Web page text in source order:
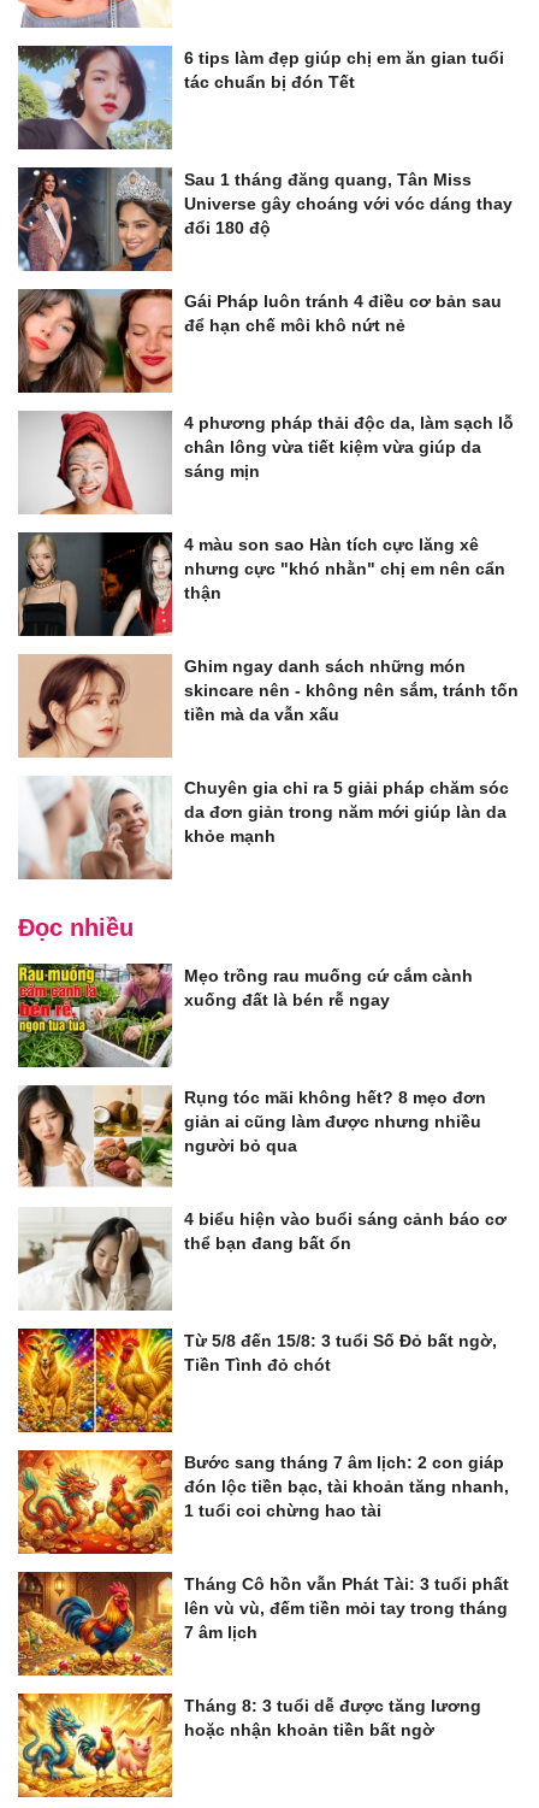
6 tips làm đẹp giúp chị em ăn gian tuổi
tác chuẩn bị đón Tết
Sau 1 tháng đăng quang, Tân Miss
Universe gây choáng với vóc dáng thay
đổi 180 độ
Gái Pháp luôn tránh 4 điều cơ bản sau
để hạn chế môi khô nứt nẻ
4 phương pháp thải độc da, làm sạch lỗ
chân lông vừa tiết kiệm vừa giúp da
sáng mịn
4 màu son sao Hàn tích cực lăng xê
nhưng cực "khó nhằn" chị em nên cẩn
thận
Ghim ngay danh sách những món
skincare nên - không nên sắm, tránh tốn
tiền mà da vẫn xấu
Chuyên gia chỉ ra 5 giải pháp chăm sóc
da đơn giản trong năm mới giúp làn da
khỏe mạnh
Đọc nhiều
Mẹo trồng rau muống cứ cắm cành
xuống đất là bén rễ ngay
Rụng tóc mãi không hết? 8 mẹo đơn
giản ai cũng làm được nhưng nhiều
người bỏ qua
4 biểu hiện vào buổi sáng cảnh báo cơ
thể bạn đang bất ổn
Từ 5/8 đến 15/8: 3 tuổi Số Đỏ bất ngờ,
Tiền Tình đỏ chót
Bước sang tháng 7 âm lịch: 2 con giáp
đón lộc tiền bạc, tài khoản tăng nhanh,
1 tuổi coi chừng hao tài
Tháng Cô hồn vẫn Phát Tài: 3 tuổi phất
lên vù vù, đếm tiền mỏi tay trong tháng
7 âm lịch
Tháng 8: 3 tuổi dễ được tăng lương
hoặc nhận khoản tiền bất ngờ